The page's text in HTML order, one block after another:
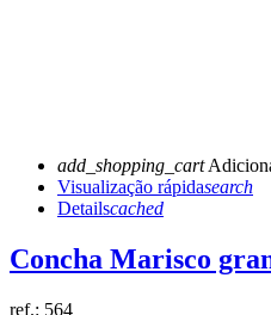
add_shopping_cart
Visualização rápidasearch
Detailscached
Concha Marisco
ref.: 564